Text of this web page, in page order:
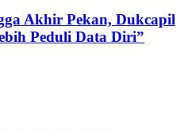
Akhir Pekan, Dukcapil
Peduli Data Diri”